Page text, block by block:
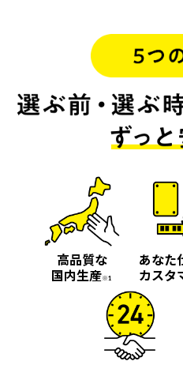
ワークステーション
Windows 11|
MousePro
iiyama
Windows 11|
高品質な
国内生産※1
あなた
カスタ